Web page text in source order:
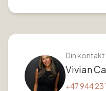
Din
Vivian
+47 944 23